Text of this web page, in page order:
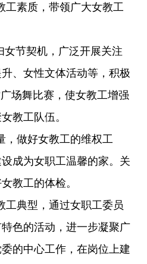
工素质，带领广大女教工
女节契机，广泛开展关注
、女性文体活动等，积极
场舞比赛，使女教工增强
教工队伍。
，做好女教工的维权工
成为女职工温馨的家。关
教工的体检。
工典型，通过女职工委员
色的活动，进一步凝聚广
的中心工作，在岗位上建